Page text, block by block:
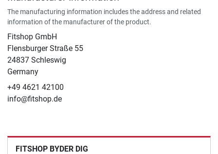
The manufacturing information includes the address and related
information of the manufacturer of the product.
Fitshop GmbH
Flensburger Straße 55
24837 Schleswig
Germany
+49 4621 42100
info@fitshop.de
FITSHOP BYDER DIG